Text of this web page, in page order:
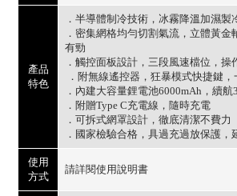
產品
特色
．半導體制冷技術，冰霧降溫加濕製
．密集網格均勻切割氣流，立體黃金
有勁
．觸控面板設計，三段風速檔位，操
．附無線遙控器，狂暴模式快捷鍵
．內建大容量鋰電池6000mAh，續航
．附贈Type C充電線，隨時充電
．可拆式網罩設計，徹底清潔不費力
．國家檢驗合格，具過充過放保護，
使用
方式
請詳閱使用說明書